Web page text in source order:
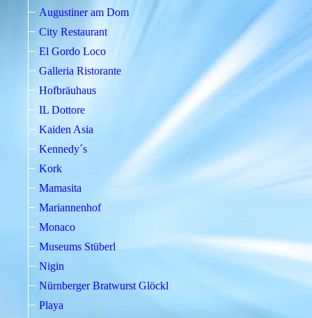
Augustiner am Dom
City Restaurant
El Gordo Loco
Galleria Ristorante
Hofbräuhaus
IL Dottore
Kaiden Asia
Kennedy´s
Kork
Mamasita
Mariannenhof
Monaco
Museums Stüberl
Nigin
Nürnberger Bratwurst Glöckl
Playa